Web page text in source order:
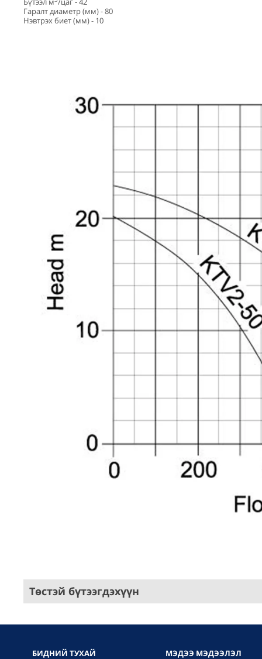
Гаралт диаметр (мм) - 80
Нэвтрэх биет (мм) - 10
Төстэй бүтээгдэхүүн
БИДНИЙ ТУХАЙ МЭДЭЭ МЭДЭЭЛЭЛ